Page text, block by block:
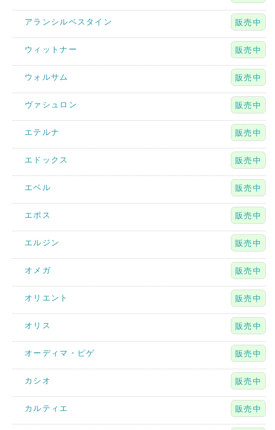
アランシルベスタイン 販売中
ウィットナー 販売中
ウォルサム 販売中
ヴァシュロン 販売中
エテルナ 販売中
エドックス 販売中
エベル 販売中
エポス 販売中
エルジン 販売中
オメガ 販売中
オリエント 販売中
オリス 販売中
オーディマ・ピゲ 販売中
カシオ 販売中
カルティエ 販売中